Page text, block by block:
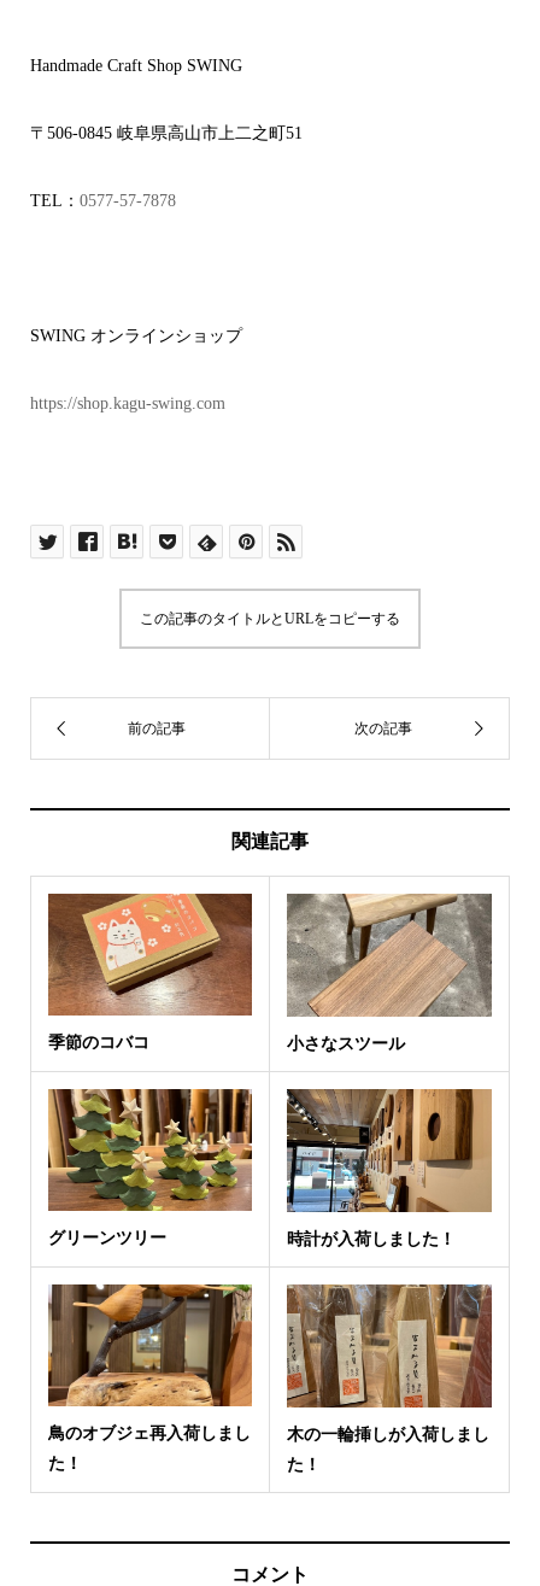
Handmade Craft Shop SWING
〒506-0845 岐阜県高山市上二之町51
TEL： 0577-57-7878
SWING オンラインショップ
https://shop.kagu-swing.com
この記事のタイトルとURLをコピーする
関連記事
季節のコバコ 小さなスツール
グリーンツリー 時計が入荷しました！
鳥のオブジェ再入荷しまし
た！
木の一輪挿しが入荷しまし
た！
コメント